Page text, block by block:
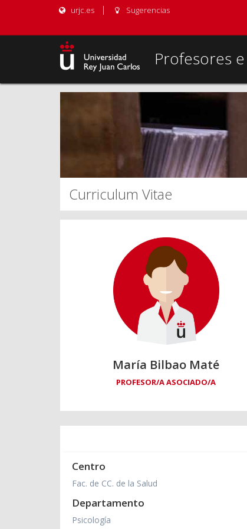
urjc.es Sugerencias
Profesores
Curriculum Vitae
María Bilbao Maté
PROFESOR/A ASOCIADO/A
Centro
Fac. de CC. de la Salud
Departamento
Psicología